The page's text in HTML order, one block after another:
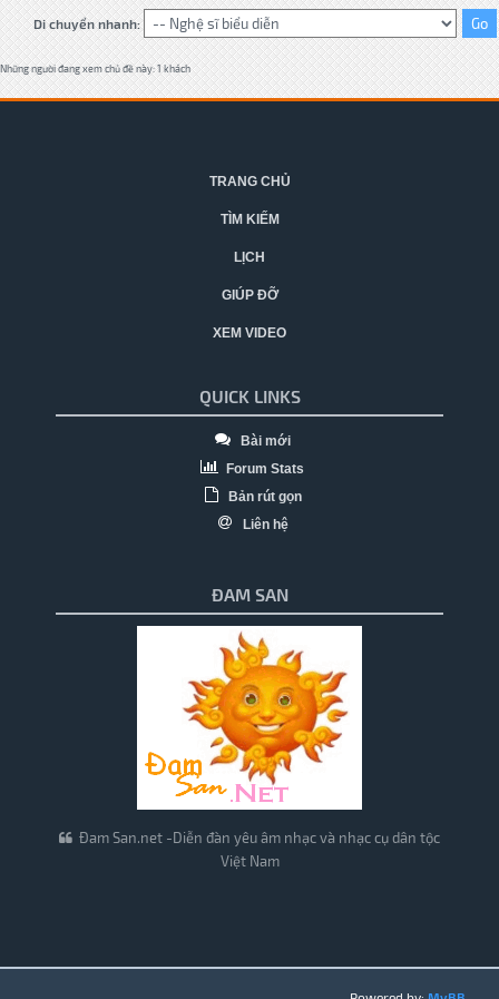
Di chuyển nhanh:
Những người đang xem chủ đề này: 1 khách
TRANG CHỦ
TÌM KIẾM
LỊCH
GIÚP ĐỠ
XEM VIDEO
QUICK LINKS
Bài mới
Forum Stats
Bản rút gọn
Liên hệ
ĐAM SAN
Đam San.net -Diễn đàn yêu âm nhạc và nhạc cụ dân tộc
Việt Nam